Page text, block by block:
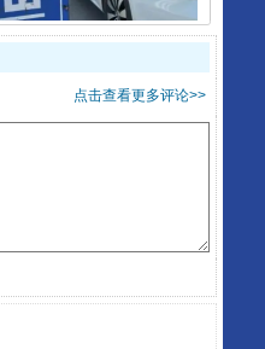
点击查看更多评论>>